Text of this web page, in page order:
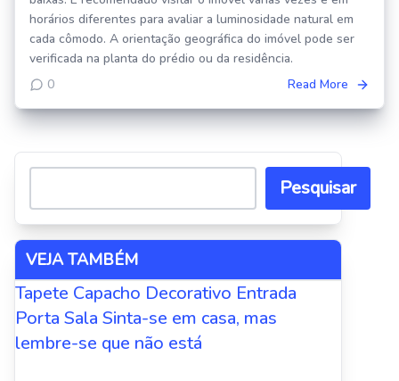
horários diferentes para avaliar a luminosidade natural em
cada cômodo. A orientação geográfica do imóvel pode ser
verificada na planta do prédio ou da residência.
0
Read More
Pesquisar
VEJA TAMBÉM
Tapete Capacho Decorativo Entrada
Porta Sala Sinta-se em casa, mas
lembre-se que não está